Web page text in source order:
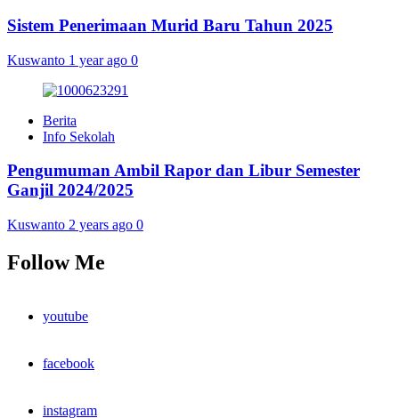
Sistem Penerimaan Murid Baru Tahun 2025
Kuswanto 1 year ago 0
Berita
Info Sekolah
Pengumuman Ambil Rapor dan Libur Semester
Ganjil 2024/2025
Kuswanto 2 years ago 0
Follow Me
youtube
facebook
instagram